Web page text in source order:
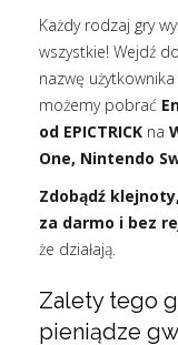
Każdy rodzaj gry
wszystkie! Wejdź
nazwę
możemy pobrać
od EPICTRICK na
One, Nintendo
Zdobądź
za darmo i bez
że działają.
Zalety tego
pieniądze